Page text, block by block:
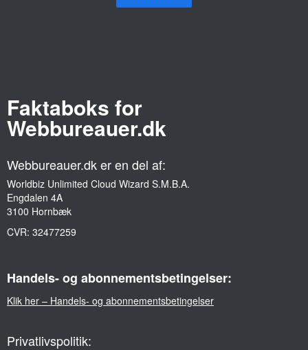
Faktaboks for
Webbureauer.dk
Webbureauer.dk er en del af:
Worldbiz Unlimited Cloud Wizard S.M.B.A.
Engdalen 4A
3100 Hornbæk
CVR: 32477259
Handels- og abonnementsbetingelser:
Klik her – Handels- og abonnementsbetingelser
Privatlivspolitik: